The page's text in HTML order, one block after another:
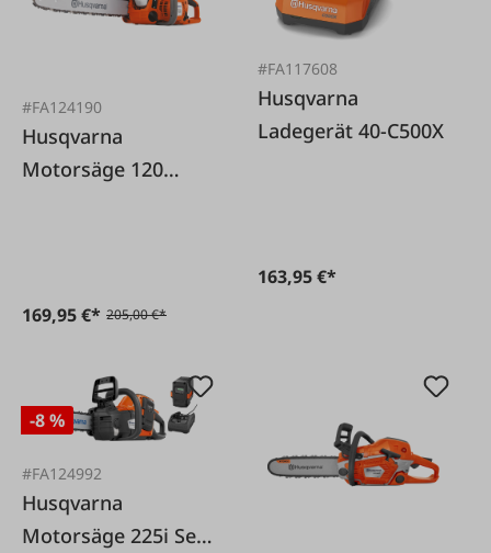
#FA124190
Husqvarna
Motorsäge 120
169,95 €* 205,00 €*
#FA117608
Husqvarna
Ladegerät 40-C500X
163,95 €*
-8 %
#FA124992
Husqvarna
Motorsäge 225i Set